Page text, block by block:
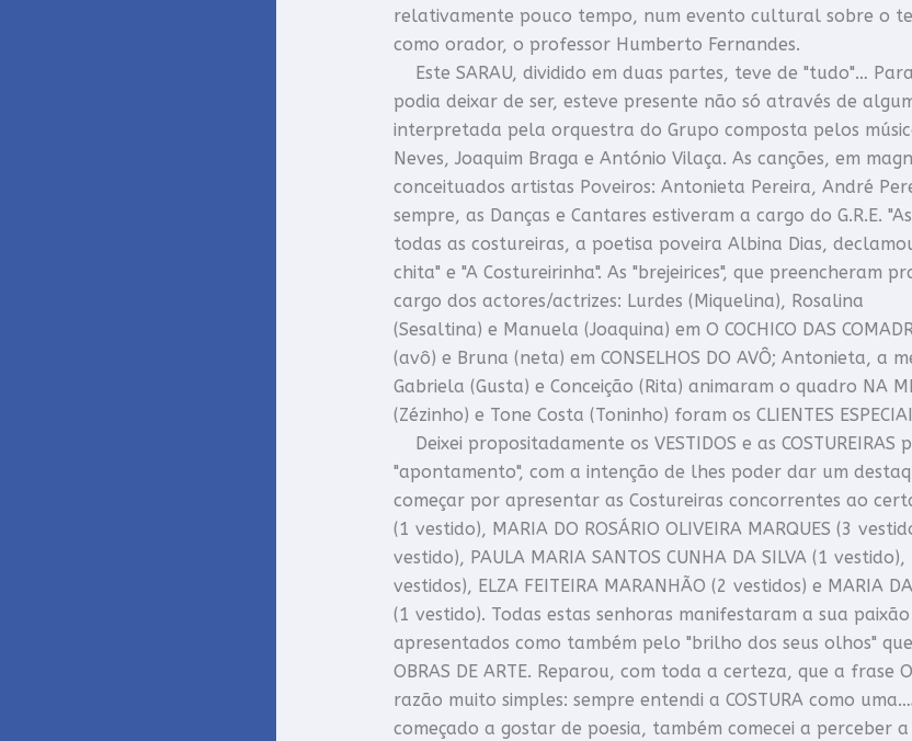
relativamente pouco tempo, num evento cultural sobre o
como orador, o professor Humberto Fernandes.
Este SARAU, dividido em duas partes, teve de "tudo"…
podia deixar de ser, esteve presente não só através de
interpretada pela orquestra do Grupo composta pelos
Neves, Joaquim Braga e António Vilaça. As canções, em
conceituados artistas Poveiros: Antonieta Pereira, André
sempre, as Danças e Cantares estiveram a cargo do G.R.E.
todas as costureiras, a poetisa poveira Albina Dias,
chita" e "A Costureirinha". As "brejeirices", que preencheram
cargo dos actores/actrizes: Lurdes (Miquelina), Rosalina
(Sesaltina) e Manuela (Joaquina) em O COCHICO DAS
(avô) e Bruna (neta) em CONSELHOS DO AVÔ; Antonieta, a
Gabriela (Gusta) e Conceição (Rita) animaram o quadro NA
(Zézinho) e Tone Costa (Toninho) foram os CLIENTES
Deixei propositadamente os VESTIDOS e as
"apontamento", com a intenção de lhes poder dar um
começar por apresentar as Costureiras concorrentes ao
(1 vestido), MARIA DO ROSÁRIO OLIVEIRA MARQUES (3
vestido), PAULA MARIA SANTOS CUNHA DA SILVA (1 vestido),
vestidos), ELZA FEITEIRA MARANHÃO (2 vestidos) e MARIA DA
(1 vestido). Todas estas senhoras manifestaram a sua
apresentados como também pelo "brilho dos seus olhos"
OBRAS DE ARTE. Reparou, com toda a certeza, que a frase
razão muito simples: sempre entendi a COSTURA como
começado a gostar de poesia, também comecei a perceber a